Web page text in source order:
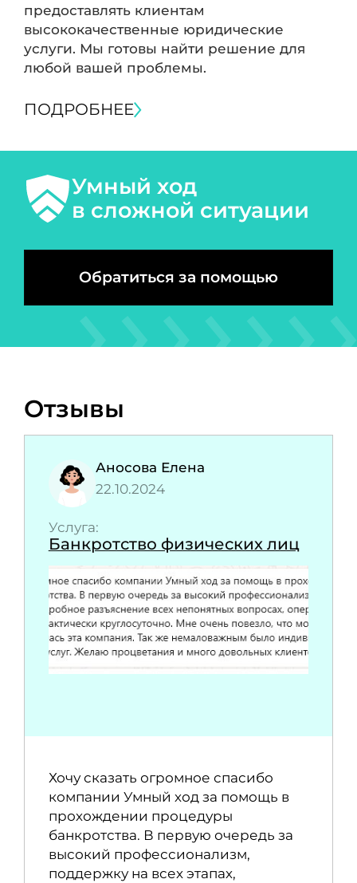
предоставлять клиентам
высококачественные юридические
услуги. Мы готовы найти решение для
любой вашей проблемы.
ПОДРОБНЕЕ
Умный ход
в сложной ситуации
Обратиться за помощью
Отзывы
Аносова Елена
22.10.2024
Услуга:
Банкротство физических лиц
Хочу сказать огромное спасибо
компании Умный ход за помощь в
прохождении процедуры
банкротства. В первую очередь за
высокий профессионализм,
поддержку на всех этапах,